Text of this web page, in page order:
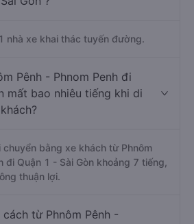
nhà xe khai thác tuyến đường.
Pênh - Phnom Penh đi
mất bao nhiêu tiếng khi di
chuyển bằng xe khách từ Phnôm
đi Quận 1 - Sài Gòn khoảng 7 tiếng,
thuận lợi.
cách từ Phnôm Pênh -